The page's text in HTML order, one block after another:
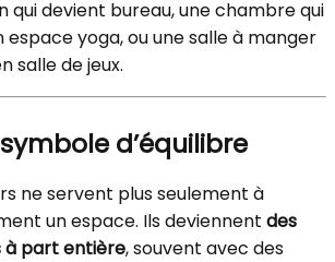
qui devient bureau, une chambre qui
yoga, ou une salle à manger
salle de jeux.
d’équilibre
ne servent plus seulement à
un espace. Ils deviennent des
à part entière, souvent avec des